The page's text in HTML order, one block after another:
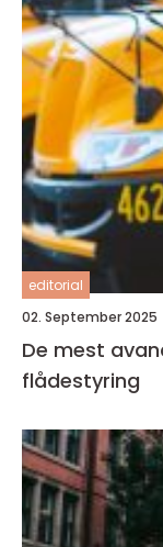
editorial
02. September 2025
De mest
flådestyring